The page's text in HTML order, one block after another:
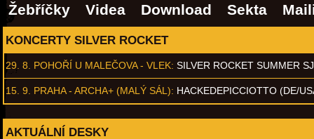
Žebříčky
Videa Download Sekta
KONCERTY SILVER ROCKET
29. 8. POHOŘÍ U MALEČOVA - VLEK: SILVER ROCKET SUMMER
15. 9. PRAHA - ARCHA+ (MALÝ SÁL): HACKEDEPICCIOTTO (DE/
AKTUÁLNÍ DESKY